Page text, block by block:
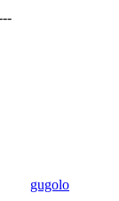
gugolo